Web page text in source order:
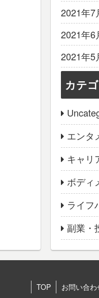
2021年7
2021年6
2021年5
カテ
エンタ
キャリ
ボディ
ライフ
副業・
TOP お問い合わ